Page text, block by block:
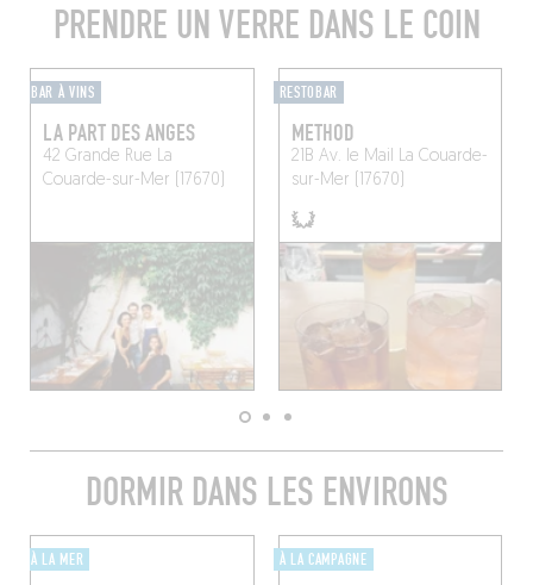
PRENDRE UN VERRE DANS LE COIN
BAR À VINS
LA PART DES ANGES
42 Grande Rue La
Couarde-sur-Mer (17670)
RESTOBAR
METHOD
21B Av. le Mail
La Couarde-
sur-Mer (17670)
DORMIR DANS LES ENVIRONS
À LA MER À LA CAMPAGNE